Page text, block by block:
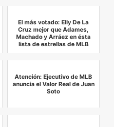
El más votado: Elly De La
Cruz mejor que Adames,
Machado y Arráez en ésta
lista de estrellas de MLB
Atención: Ejecutivo de MLB
anuncia el Valor Real de Juan
Soto